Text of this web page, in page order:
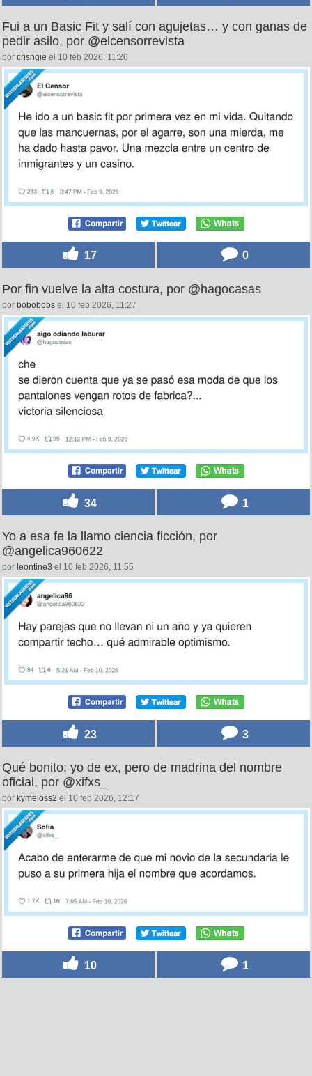
Fui a un Basic Fit y salí con agujetas… y con ganas de
pedir asilo, por @elcensorrevista
por crisngie el 10 feb 2026, 11:26
17 0
Por fin vuelve la alta costura, por @hagocasas
por bobobobs el 10 feb 2026, 11:27
34 1
Yo a esa fe la llamo ciencia ficción, por
@angelica960622
por leontine3 el 10 feb 2026, 11:55
23 3
Qué bonito: yo de ex, pero de madrina del nombre
oficial, por @xifxs_
por kymeloss2 el 10 feb 2026, 12:17
10 1